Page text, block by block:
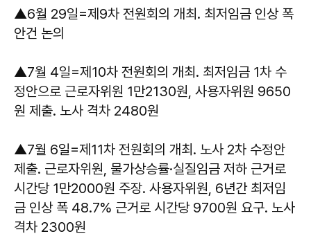
▲6월 29일=제9차 전원회의 개최. 최저임금 인상 폭
안건 논의
▲7월 4일=제10차 전원회의 개최. 최저임금 1차 수
정안으로 근로자위원 1만2130원, 사용자위원 9650
원 제출. 노사 격차 2480원
▲7월 6일=제11차 전원회의 개최. 노사 2차 수정안
제출. 근로자위원, 물가상승률·실질임금 저하 근거로
시간당 1만2000원 주장. 사용자위원, 6년간 최저임
금 인상 폭 48.7% 근거로 시간당 9700원 요구. 노사
격차 2300원